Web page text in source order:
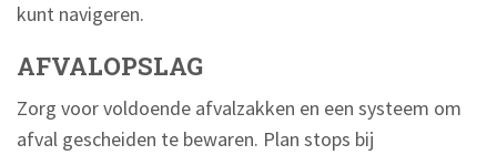
kunt navigeren.
AFVALOPSLAG
Zorg voor voldoende afvalzakken en een systeem om
afval gescheiden te bewaren. Plan stops bij